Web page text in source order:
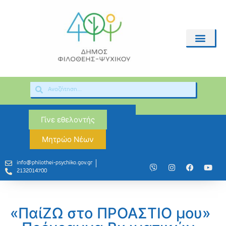
Γίνε εθελοντής
Μητρώο Νέων
info@philothei-psychiko.gov.gr
2132014700
«ΠαίΖΩ στο ΠΡΟΑΣΤΙΟ μου»